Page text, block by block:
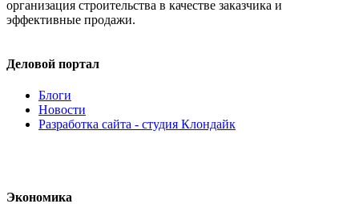
организация строительства в качестве заказчика и
эффективные продажи.
Деловой портал
Блоги
Новости
Разработка сайта - студия Клондайк
Экономика